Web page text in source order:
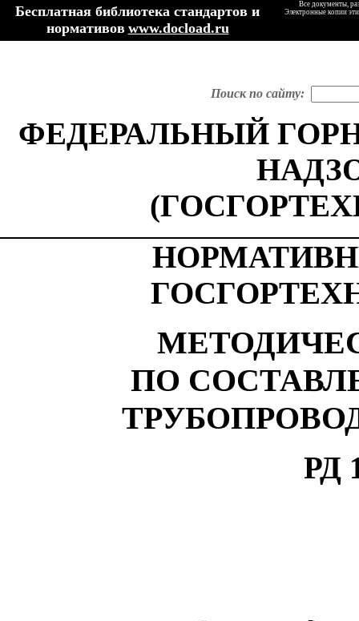
Бесплатная библиотека стандартов и
нормативов www.docload.ru
Все документы,
Электронные копии
Поиск по сайту:
ФЕДЕРАЛЬНЫЙ
ПО
РД